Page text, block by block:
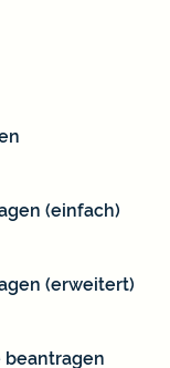
(einfach)
(erweitert)